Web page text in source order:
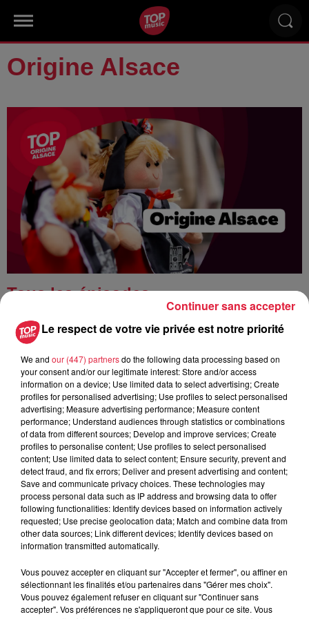
Origine Alsace
Tous les épisodes
Origine Alsace : le
la CEA
Depuis le début de l'année, Top
Music vous propose le podcast
"Origine Alsace" en
collaboration la CCI Alsace
Eurométropole et la Collectivité
Européenne...
RADIO INFOS
TRAQUEURS D'EMPLOI CASTING
Le respect de votre vie privée est notre priorité
We and our (447) partnersdo the following data processing based on
your consent and/or our legitimate interest: Store and/or access
information on a device; Use limited data to select advertising; Create
profiles for personalised advertising; Use profiles to select personalised
advertising; Measure advertising performance; Measure content
performance; Understand audiences through statistics or combinations
of data from different sources; Develop and improve services; Create
profiles to personalise content; Use profiles to select personalised
content; Use limited data to select content; Ensure security, prevent and
detect fraud, and fix errors; Deliver and present advertising and content;
Save and communicate privacy choices. These technologies may
process personal data such as IP address and browsing data to offer
following functionalities: Identify devices based on information actively
requested; Use precise geolocation data; Match and combine data from
other data sources; Link different devices; Identify devices based on
information transmitted automatically.
Vous pouvez accepter en cliquant sur "Accepter et fermer", ou affiner en
sélectionnant les finalités et/ou partenaires dans "Gérer mes choix".
Vous pouvez également refuser en cliquant sur "Continuer sans
accepter". Vos préférences ne s'appliqueront que pour ce site. Vous
Continuer sans accepter